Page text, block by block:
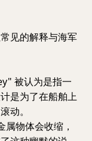
见的解释与海军
被认为是指一
是为了在船舶上
动。
物体会收缩，